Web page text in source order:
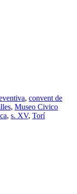
, convent de
, Museo Civico
, s. XV, Torí